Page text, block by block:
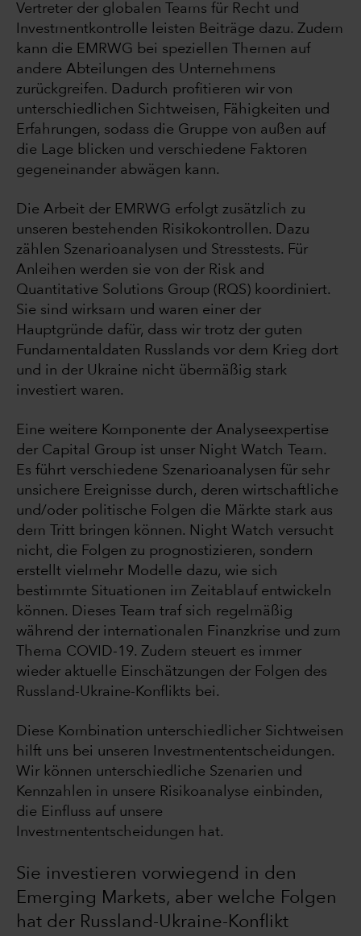
Vertreter der globalen Teams für Recht und
Investmentkontrolle leisten Beiträge dazu. Zudem
kann die EMRWG bei speziellen Themen auf
andere Abteilungen des Unternehmens
zurückgreifen. Dadurch profitieren wir von
unterschiedlichen Sichtweisen, Fähigkeiten und
Erfahrungen, sodass die Gruppe von außen auf
die Lage blicken und verschiedene Faktoren
gegeneinander abwägen kann.
Die Arbeit der EMRWG erfolgt zusätzlich zu
unseren bestehenden Risikokontrollen. Dazu
zählen Szenarioanalysen und Stresstests. Für
Anleihen werden sie von der Risk and
Quantitative Solutions Group (RQS) koordiniert.
Sie sind wirksam und waren einer der
Hauptgründe dafür, dass wir trotz der guten
Fundamentaldaten Russlands vor dem Krieg dort
und in der Ukraine nicht übermäßig stark
investiert waren.
Eine weitere Komponente der Analyseexpertise
der Capital Group ist unser Night Watch Team.
Es führt verschiedene Szenarioanalysen für sehr
unsichere Ereignisse durch, deren wirtschaftliche
und/oder politische Folgen die Märkte stark aus
dem Tritt bringen können. Night Watch versucht
nicht, die Folgen zu prognostizieren, sondern
erstellt vielmehr Modelle dazu, wie sich
bestimmte Situationen im Zeitablauf entwickeln
können. Dieses Team traf sich regelmäßig
während der internationalen Finanzkrise und zum
Thema COVID-19. Zudem steuert es immer
wieder aktuelle Einschätzungen der Folgen des
Russland-Ukraine-Konflikts bei.
Diese Kombination unterschiedlicher Sichtweisen
hilft uns bei unseren Investmententscheidungen.
Wir können unterschiedliche Szenarien und
Kennzahlen in unsere Risikoanalyse einbinden,
die Einfluss auf unsere
Investmententscheidungen hat.
Sie investieren vorwiegend in den
Emerging Markets, aber welche Folgen
hat der Russland-Ukraine-Konflikt